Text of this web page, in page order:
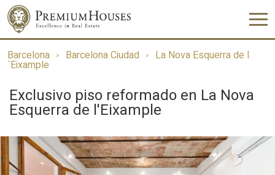
Barcelona Barcelona Ciudad La Nova Esquerra de l
´Eixample
Exclusivo piso reformado en La Nova
Esquerra de l'Eixample